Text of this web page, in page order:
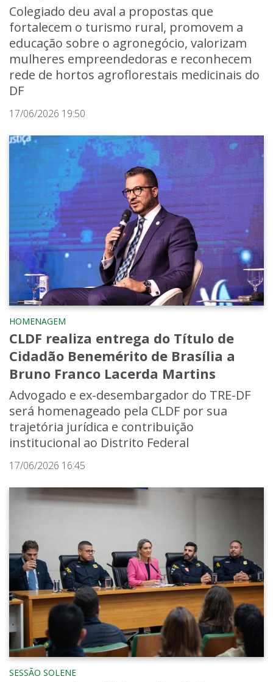
Colegiado deu aval a propostas que
fortalecem o turismo rural, promovem a
educação sobre o agronegócio, valorizam
mulheres empreendedoras e reconhecem
rede de hortos agroflorestais medicinais do
DF
17/06/2026 19:50
HOMENAGEM
CLDF realiza entrega do Título de
Cidadão Benemérito de Brasília a
Bruno Franco Lacerda Martins
Advogado e ex-desembargador do TRE-DF
será homenageado pela CLDF por sua
trajetória jurídica e contribuição
institucional ao Distrito Federal
17/06/2026 16:45
SESSÃO SOLENE